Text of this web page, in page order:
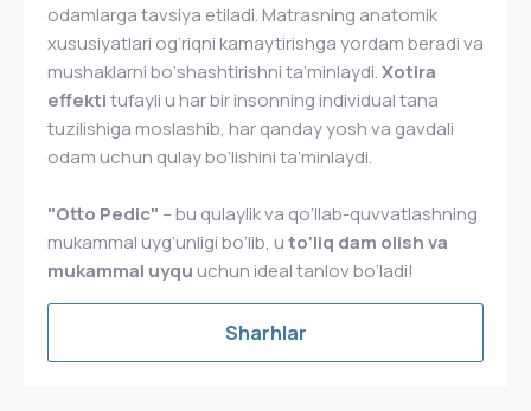
odamlarga tavsiya etiladi. Matrasning anatomik
xususiyatlari og‘riqni kamaytirishga yordam beradi va
mushaklarni bo‘shashtirishni ta’minlaydi.Xotira
effektitufayli u har bir insonning individual tana
tuzilishiga moslashib, har qanday yosh va gavdali
odam uchun qulay bo‘lishini ta’minlaydi.
"Otto Pedic" – bu qulaylik va qo‘llab-quvvatlashning
mukammal uyg‘unligi bo‘lib, uto‘liq dam olish va
mukammal uyqu uchun ideal tanlov bo‘ladi!
Sharhlar